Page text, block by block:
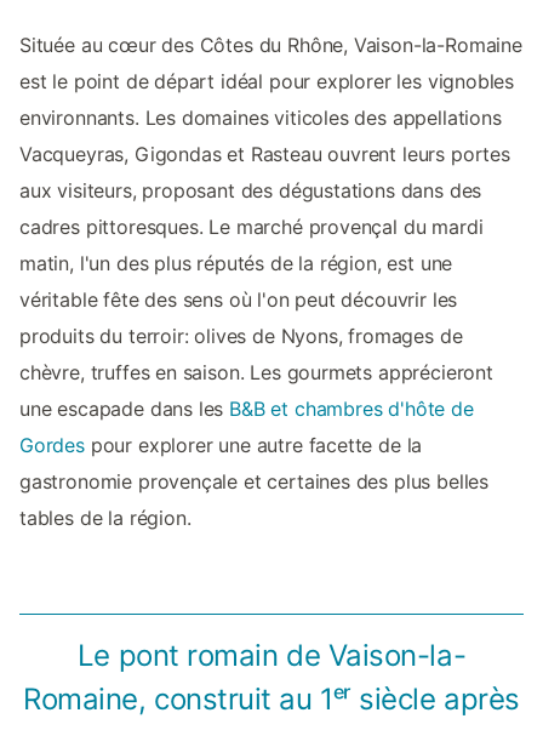
Située au cœur des Côtes du Rhône, Vaison-la-Romaine
est le point de départ idéal pour explorer les vignobles
environnants. Les domaines viticoles des appellations
Vacqueyras, Gigondas et Rasteau ouvrent leurs portes
aux visiteurs, proposant des dégustations dans des
cadres pittoresques. Le marché provençal du mardi
matin, l'un des plus réputés de la région, est une
véritable fête des sens où l'on peut découvrir les
produits du terroir: olives de Nyons, fromages de
chèvre, truffes en saison. Les gourmets apprécieront
une escapade dans les B&B et chambres d'hôte de
Gordespour explorer une autre facette de la
gastronomie provençale et certaines des plus belles
tables de la région.
Le pont romain de Vaison-la-
Romaine, construit au 1ᵉʳ siècle après